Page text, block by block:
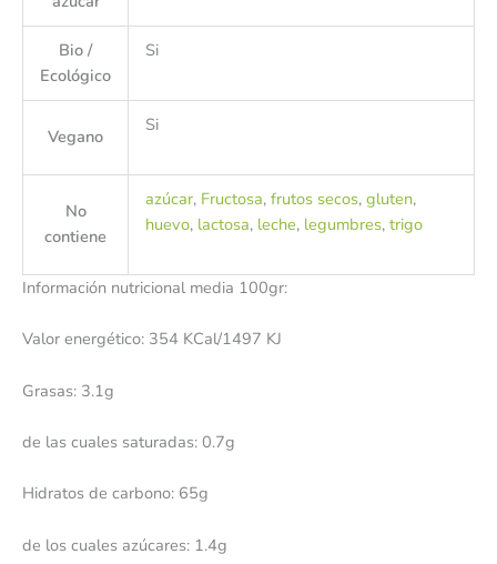
Bio /
Ecológico
Si
Vegano
Si
No
contiene
azúcar, Fructosa, frutos secos, gluten,
huevo, lactosa, leche, legumbres, trigo
Información nutricional media 100gr:
Valor energético: 354 KCal/1497 KJ
Grasas: 3.1g
de las cuales saturadas: 0.7g
Hidratos de carbono: 65g
de los cuales azúcares: 1.4g